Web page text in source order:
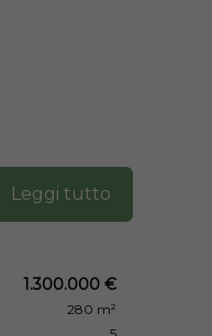
Leggi tutto
1.300.000 €
280 m²